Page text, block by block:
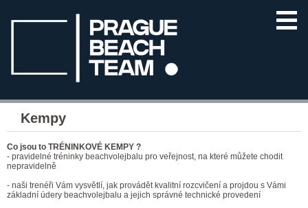
Kempy
Co jsou to TRÉNINKOVÉ KEMPY ?
- pravidelné tréninky beachvolejbalu pro veřejnost, na které můžete chodit
nepravidelně
- naši trenéři Vám vysvětlí, jak provádět kvalitní rozcvičení a projdou s Vámi
základní údery beachvolejbalu a jejich správné technické provedení